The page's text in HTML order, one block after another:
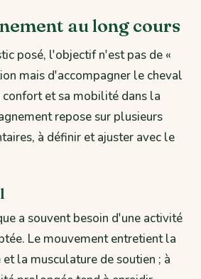
au long cours
posé, l'objectif n'est pas de «
mais d'accompagner le cheval
et sa mobilité dans la
repose sur plusieurs
à définir et ajuster avec le
a souvent besoin d'une activité
Le mouvement entretient la
la musculature de soutien ; à